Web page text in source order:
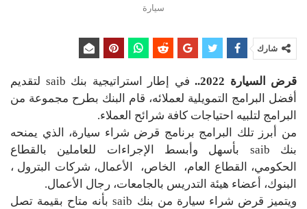
سيارة
شارك
قرض السيارة 2022..
في إطار استراتيجية بنك saib لتقديم
أفضل البرامج التمويلية لعملائه، قام البنك بطرح مجموعة من
البرامج لتلبيه احتياجات كافة شرائح العملاء.
من أبرز تلك البرامج برنامج قرض شراء سيارة، الذي يمنحه
بنك saib بأسهل وأبسط الإجراءات للعاملين بالقطاع
الحكومي، القطاع العام، الخاص، الأعمال، شركات البترول ،
البنوك، أعضاء هيئة التدريس بالجامعات، رجال الأعمال.
ويتميز قرض شراء سيارة من بنك saib بأنه متاح بقيمة تصل